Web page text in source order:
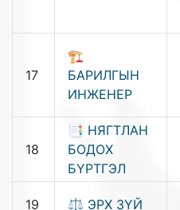
17
🏗️
БАРИЛГЫН
ИНЖЕНЕР
18
📑 НЯГТЛАН
БОДОХ
БҮРТГЭЛ
19 ⚖️ ЭРХ ЗҮЙ